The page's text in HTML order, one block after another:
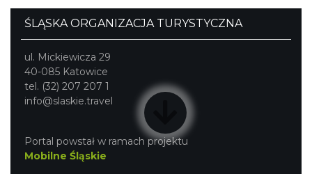
ŚLĄSKA ORGANIZACJA TURYSTYCZNA
ul. Mickiewicza 29
40-085 Katowice
tel. (32) 207 207 1
info@slaskie.travel
Portal powstał w ramach projektu
Mobilne Śląskie